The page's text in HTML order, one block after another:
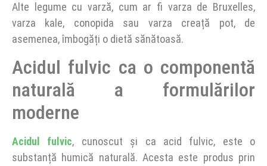
Alte legume cu varză, cum ar fi varza de Bruxelles,
varza kale, conopida sau varza creață pot, de
asemenea, îmbogăți o dietă sănătoasă.
Acidul fulvic ca o componentă
naturală a formulărilor
moderne
Acidul fulvic, cunoscut și ca acid fulvic, este o
substanță humică naturală. Acesta este produs prin